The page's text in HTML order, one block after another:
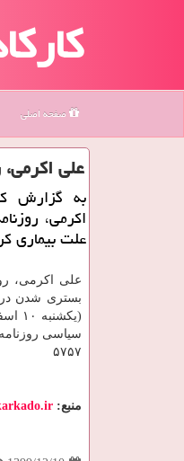
صفحه اصلی
علی
به گزارش
علت بیماری
علی اکرمی،
بستری شدن در
سیاسی
۵۷۵۷
منبع: